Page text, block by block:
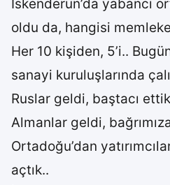
İskenderun’da yabancı
oldu da, hangisi
Her 10 kişiden, 5’i..
sanayi kuruluşlarında
Ruslar geldi, baştacı
Almanlar geldi,
Ortadoğu’dan
açtık..